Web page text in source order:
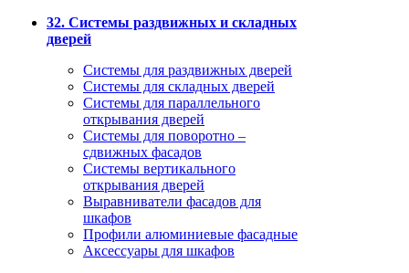
32. Системы раздвижных и складных
дверей
Системы для раздвижных дверей
Системы для складных дверей
Системы для параллельного
открывания дверей
Системы для поворотно –
сдвижных фасадов
Системы вертикального
открывания дверей
Выравниватели фасадов для
шкафов
Профили алюминиевые фасадные
Аксессуары для шкафов